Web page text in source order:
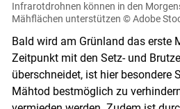
Infrarotdrohnen können in den
Mähflächen unterstützen © Adobe
Bald wird am Grünland das erste
Zeitpunkt mit den Setz- und
überschneidet, ist hier besondere
Mähtod bestmöglich zu